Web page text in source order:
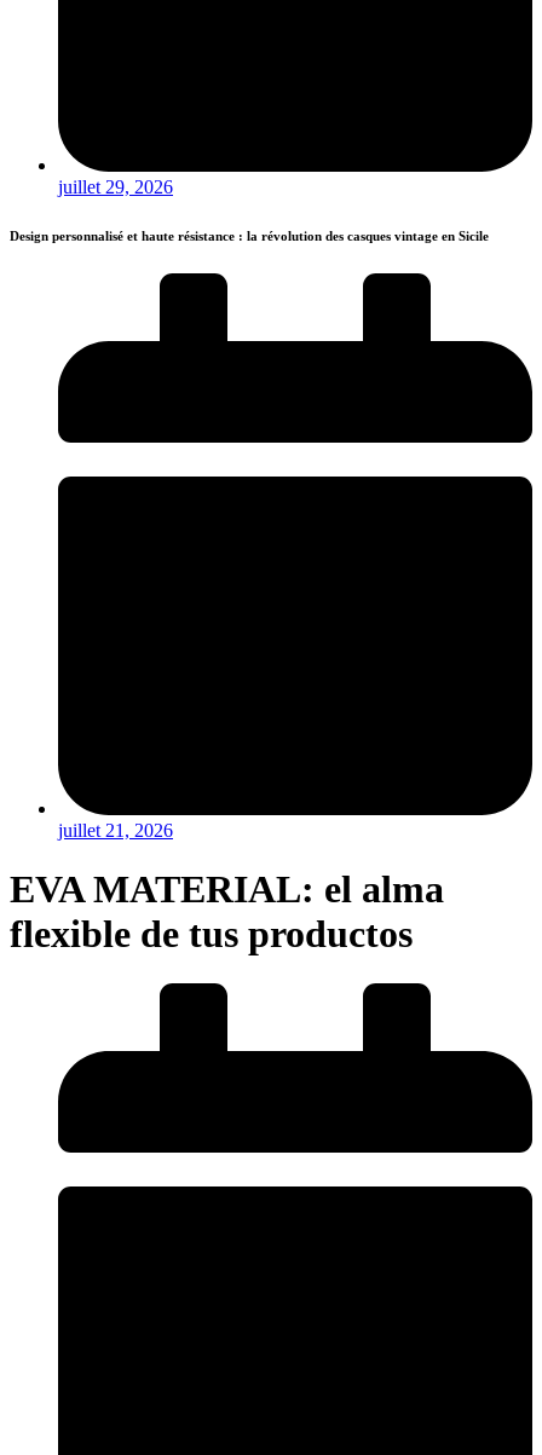
juillet 29, 2026
Design personnalisé et haute résistance : la révolution des casques vintage en Sicile
juillet 21, 2026
EVA MATERIAL: el alma
flexible de tus productos